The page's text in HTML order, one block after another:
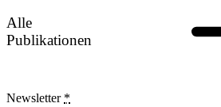
Alle
Publikationen
Newsletter *